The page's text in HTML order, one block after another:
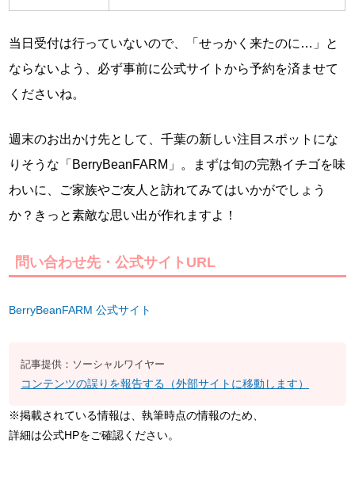
当日受付は行っていないので、「せっかく来たのに…」と
ならないよう、必ず事前に公式サイトから予約を済ませて
くださいね。
週末のお出かけ先として、千葉の新しい注目スポットにな
りそうな「BerryBeanFARM」。まずは旬の完熟イチゴを味
わいに、ご家族やご友人と訪れてみてはいかがでしょう
か？きっと素敵な思い出が作れますよ！
問い合わせ先・公式サイトURL
BerryBeanFARM 公式サイト
記事提供：ソーシャルワイヤー
コンテンツの誤りを報告する（外部サイトに移動します）
※掲載されている情報は、執筆時点の情報のため、
詳細は公式HPをご確認ください。